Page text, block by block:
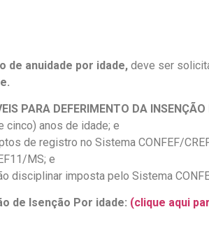
de anuidade por idade, deve ser
PARA DEFERIMENTO DA
cinco) anos de idade; e
de registro no Sistema CONFEF/
MS; e
disciplinar imposta pelo Sistema
de Isenção Por idade: (clique aqui